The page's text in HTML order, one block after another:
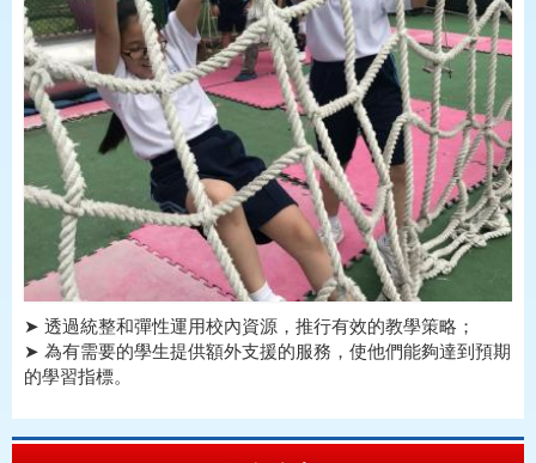
➤ 透過統整和彈性運用校內資源，推行有效的教學策略；
➤ 為有需要的學生提供額外支援的服務，使他們能夠達到預期
的學習指標。